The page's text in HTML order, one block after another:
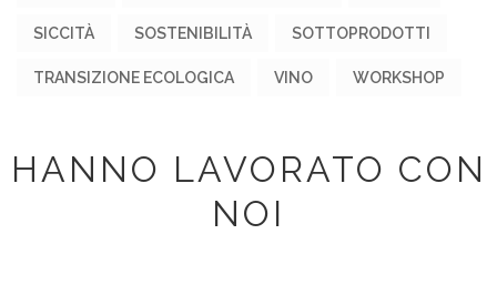
SICCITÀ SOSTENIBILITÀ SOTTOPRODOTTI
TRANSIZIONE ECOLOGICA VINO WORKSHOP
HANNO LAVORATO CON
NOI